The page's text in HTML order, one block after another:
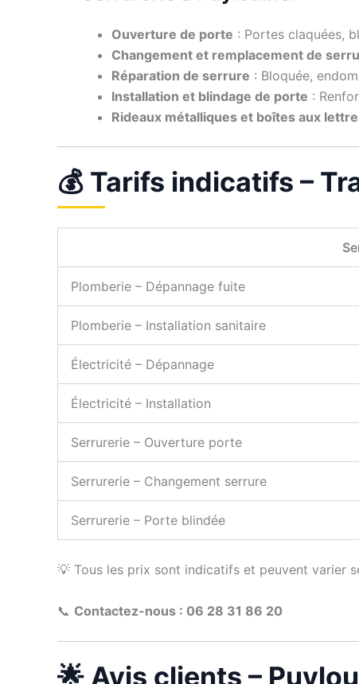
Ouverture de porte : Portes claquées,
Changement et remplacement de
Réparation de serrure : Bloquée,
Installation et blindage de porte :
Rideaux métalliques et boîtes aux
💰 Tarifs indicatifs –
Plomberie – Dépannage fuite
Plomberie – Installation sanitaire
Électricité – Dépannage
Électricité – Installation
Serrurerie – Ouverture porte
Serrurerie – Changement serrure
Serrurerie – Porte blindée
💡 Tous les prix sont indicatifs et peuvent varier
📞 Contactez-nous : 06 28 31 86 20
🌟 Avis clients –